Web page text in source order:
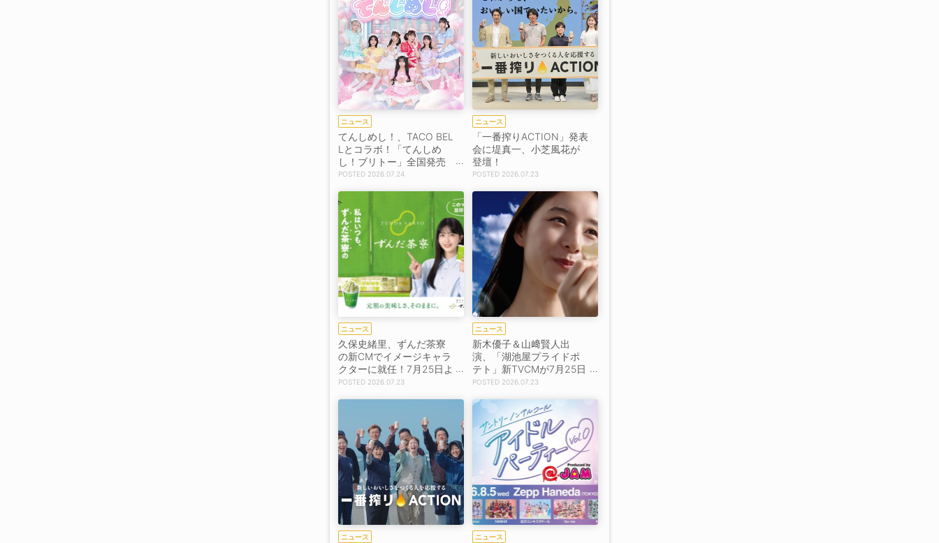
ニュース
てんしめし！、TACO BEL
Lとコラボ！「てんしめ
し！ブリトー」全国発売
＆1日店長イベント全4回
り】
2026.07.24
ニュース
「一番搾りACTION」発表
会に堤真一、小芝風花が
登壇！
2026.07.23
ニュース
久保史緒里、ずんだ茶寮
の新CMでイメージキャラ
クターに就任！7月25日よ
りXキャンペーンも開始！
2026.07.23
ニュース
新木優子＆山﨑賢人出
演、「湖池屋プライドポ
テト」新TVCMが7月25日
放映開始！【コメントあ
2026.07.23
ニュース ニュース